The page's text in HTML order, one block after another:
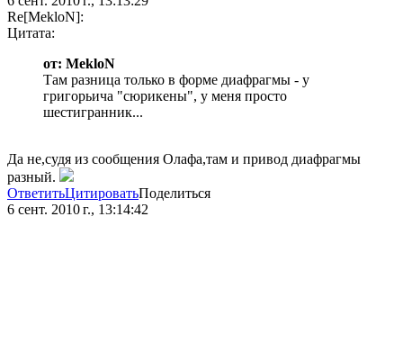
Re[MekloN]:
Цитата:
от: MekloN
Там разница только в форме диафрагмы - у
григорьича "сюрикены", у меня просто
шестигранник...
Да не,судя из сообщения Олафа,там и привод диафрагмы
разный.
ОтветитьЦитироватьПоделиться
6 сент. 2010 г., 13:14:42